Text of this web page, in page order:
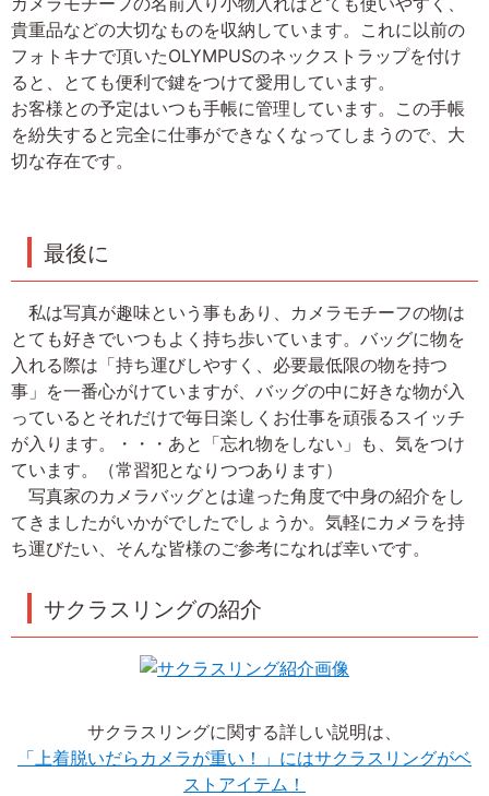
貴重品などの大切なものを収納しています。これに以前の
フォトキナで頂いたOLYMPUSのネックストラップを付け
ると、とても便利で鍵をつけて愛用しています。
お客様との予定はいつも手帳に管理しています。この手帳
を紛失すると完全に仕事ができなくなってしまうので、大
切な存在です。
最後に
私は写真が趣味という事もあり、カメラモチーフの物は
とても好きでいつもよく持ち歩いています。バッグに物を
入れる際は「持ち運びしやすく、必要最低限の物を持つ
事」を一番心がけていますが、バッグの中に好きな物が入
っているとそれだけで毎日楽しくお仕事を頑張るスイッチ
が入ります。・・・あと「忘れ物をしない」も、気をつけ
ています。（常習犯となりつつあります）
写真家のカメラバッグとは違った角度で中身の紹介をし
てきましたがいかがでしたでしょうか。気軽にカメラを持
ち運びたい、そんな皆様のご参考になれば幸いです。
サクラスリングの紹介
サクラスリングに関する詳しい説明は、
「上着脱いだらカメラが重い！」にはサクラスリングがベ
ストアイテム！